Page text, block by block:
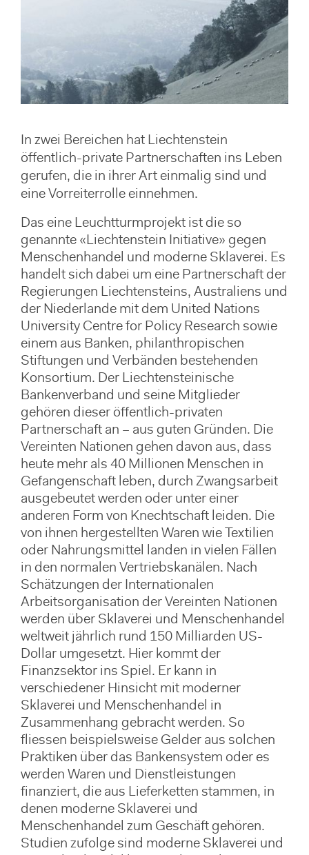
In zwei Bereichen hat Liechtenstein
öffentlich-private Partnerschaften ins Leben
gerufen, die in ihrer Art einmalig sind und
eine Vorreiterrolle einnehmen.
Das eine Leuchtturmprojekt ist die so
genannte «Liechtenstein Initiative» gegen
Menschenhandel und moderne Sklaverei. Es
handelt sich dabei um eine Partnerschaft der
Regierungen Liechtensteins, Australiens und
der Niederlande mit dem United Nations
University Centre for Policy Research sowie
einem aus Banken, philanthropischen
Stiftungen und Verbänden bestehenden
Konsortium. Der Liechtensteinische
Bankenverband und seine Mitglieder
gehören dieser öffentlich-privaten
Partnerschaft an – aus guten Gründen. Die
Vereinten Nationen gehen davon aus, dass
heute mehr als 40 Millionen Menschen in
Gefangenschaft leben, durch Zwangsarbeit
ausgebeutet werden oder unter einer
anderen Form von Knechtschaft leiden. Die
von ihnen hergestellten Waren wie Textilien
oder Nahrungsmittel landen in vielen Fällen
in den normalen Vertriebskanälen. Nach
Schätzungen der Internationalen
Arbeitsorganisation der Vereinten Nationen
werden über Sklaverei und Menschenhandel
weltweit jährlich rund 150 Milliarden US-
Dollar umgesetzt. Hier kommt der
Finanzsektor ins Spiel. Er kann in
verschiedener Hinsicht mit moderner
Sklaverei und Menschenhandel in
Zusammenhang gebracht werden. So
fliessen beispielsweise Gelder aus solchen
Praktiken über das Bankensystem oder es
werden Waren und Dienstleistungen
finanziert, die aus Lieferketten stammen, in
denen moderne Sklaverei und
Menschenhandel zum Geschäft gehören.
Studien zufolge sind moderne Sklaverei und